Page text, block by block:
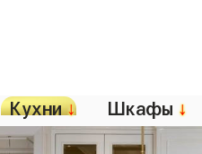
Кухни↓ Шкафы ↓